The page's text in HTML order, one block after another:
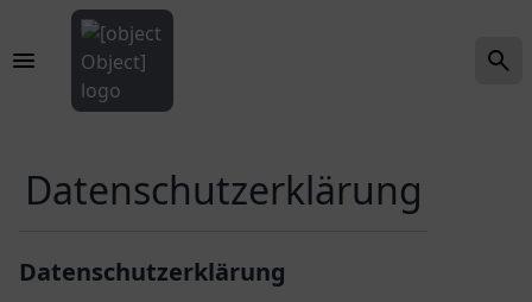
Daten­schutz­erklärung
Datenschutzerklärung